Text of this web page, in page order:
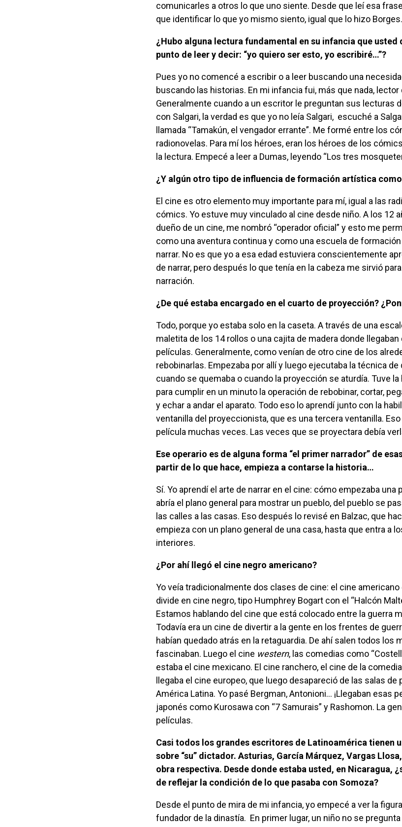
comunicarles a otros lo que uno siente. Desde que leí esa
que identificar lo que yo mismo siento, igual que lo hizo Borges.
¿Hubo alguna lectura fundamental en su infancia que usted quisiera igualar al
punto de leer y decir: “yo quiero ser esto, yo escribiré…”?
Pues yo no comencé a escribir o a leer buscando una necesidad de estilo, sino
buscando las historias. En mi infancia fui, más que nada,
Generalmente cuando a un escritor le preguntan sus lecturas
con Salgari, la verdad es que yo no leía Salgari, escuché a
llamada “Tamakún, el vengador errante”. Me formé entre los
radionovelas. Para mí los héroes, eran los héroes de los
la lectura. Empecé a leer a Dumas, leyendo “Los tres
¿Y algún otro tipo de influencia de formación artística
El cine es otro elemento muy importante para mí, igual a las radionovelas y los
cómics. Yo estuve muy vinculado al cine desde niño. A los 12
dueño de un cine, me nombró “operador oficial” y esto me
como una aventura continua y como una escuela de
narrar. No es que yo a esa edad estuviera conscientemente
de narrar, pero después lo que tenía en la cabeza me sirvió
narración.
¿De qué estaba encargado en el cuarto de proyección?
Todo, porque yo estaba solo en la caseta. A través de una escalera vertical subía la
maletita de los 14 rollos o una cajita de madera donde
películas. Generalmente, como venían de otro cine de los
rebobinarlas. Empezaba por allí y luego ejecutaba la técnica
cuando se quemaba o cuando la proyección se aturdía. Tuve
para cumplir en un minuto la operación de rebobinar, cortar,
y echar a andar el aparato. Todo eso lo aprendí junto con la
ventanilla del proyeccionista, que es una tercera ventanilla.
película muchas veces. Las veces que se proyectara debía
Ese operario es de alguna forma “el primer narrador” de esas tramas, porque a
partir de lo que hace, empieza a contarse la historia…
Sí. Yo aprendí el arte de narrar en el cine: cómo empezaba una película, cómo se
abría el plano general para mostrar un pueblo, del pueblo se
las calles a las casas. Eso después lo revisé en Balzac, que
empieza con un plano general de una casa, hasta que entra a
interiores.
¿Por ahí llegó el cine negro americano?
Yo veía tradicionalmente dos clases de cine: el cine americano que a su vez se
divide en cine negro, tipo Humphrey Bogart con el “Halcón
Estamos hablando del cine que está colocado entre la guerra
Todavía era un cine de divertir a la gente en los frentes de
habían quedado atrás en la retaguardia. De ahí salen todos los
fascinaban. Luego el cine western, las comedias como
estaba el cine mexicano. El cine ranchero, el cine de la
llegaba el cine europeo, que luego desapareció de las salas de
América Latina. Yo pasé Bergman, Antonioni… ¡Llegaban esas
japonés como Kurosawa con “7 Samurais” y Rashomon. La
películas.
Casi todos los grandes escritores de Latinoamérica tienen una gran novela
sobre “su” dictador. Asturias, García Márquez, Vargas
obra respectiva. Desde donde estaba usted, en Nicaragua,
de reflejar la condición de lo que pasaba con Somoza?
Desde el punto de mira de mi infancia, yo empecé a ver la figura de Somoza el viejo,
fundador de la dinastía. En primer lugar, un niño no se